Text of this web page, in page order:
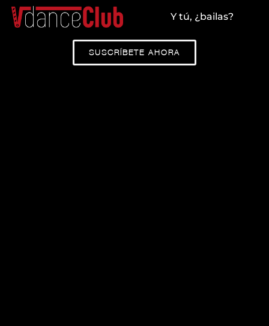
Y tú, ¿bailas?
SUSCRÍBETE AHORA